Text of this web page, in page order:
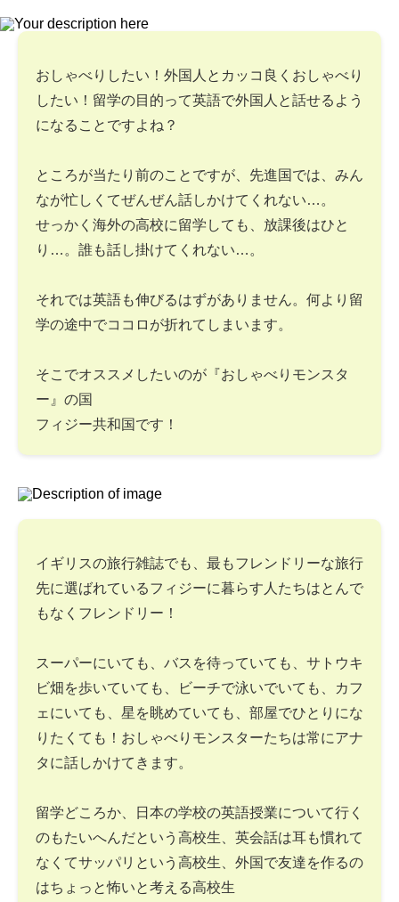
おしゃべりしたい！外国人とカッコ良くおしゃべり
したい！留学の目的って英語で外国人と話せるよう
になることですよね？
ところが当たり前のことですが、先進国では、みん
なが忙しくてぜんぜん話しかけてくれない…。
せっかく海外の高校に留学しても、放課後はひと
り…。誰も話し掛けてくれない…。
それでは英語も伸びるはずがありません。何より留
学の途中でココロが折れてしまいます。
そこでオススメしたいのが『おしゃべりモンスタ
ー』の国
フィジー共和国です！
イギリスの旅行雑誌でも、最もフレンドリーな旅行
先に選ばれているフィジーに暮らす人たちはとんで
もなくフレンドリー！
スーパーにいても、バスを待っていても、サトウキ
ビ畑を歩いていても、ビーチで泳いでいても、カフ
ェにいても、星を眺めていても、部屋でひとりにな
りたくても！おしゃべりモンスターたちは常にアナ
タに話しかけてきます。
留学どころか、日本の学校の英語授業について行く
のもたいへんだという高校生、英会話は耳も慣れて
なくてサッパリという高校生、外国で友達を作るの
はちょっと怖いと考える高校生